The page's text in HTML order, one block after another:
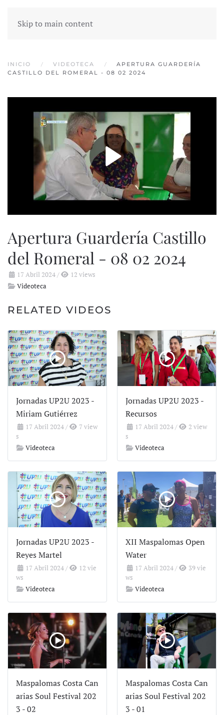
Skip to main content
INICIO VIDEOTECA
APERTURA GUARDERÍA
CASTILLO DEL ROMERAL - 08 02 2024
Apertura Guardería Castillo
del Romeral - 08 02 2024
17 Abril 2024/
12 views
Videoteca
RELATED VIDEOS
Jornadas UP2U 2023 -
Miriam Gutiérrez
17 Abril 2024/
7 view
s
Videoteca
Jornadas UP2U 2023 -
Recursos
17 Abril 2024/
2 view
s
Videoteca
Jornadas UP2U 2023 -
Reyes Martel
17 Abril 2024/
12 vie
ws
Videoteca
XII Maspalomas Open
Water
17 Abril 2024/
39 vie
ws
Videoteca
Maspalomas Costa Can
arias Soul Festival 202
3 - 02
Maspalomas Costa Can
arias Soul Festival 202
3 - 01